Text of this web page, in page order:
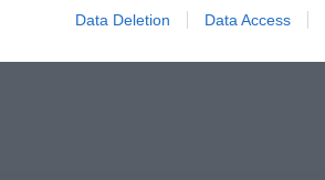
Data Deletion Data Access
luxushotelben
tartották a